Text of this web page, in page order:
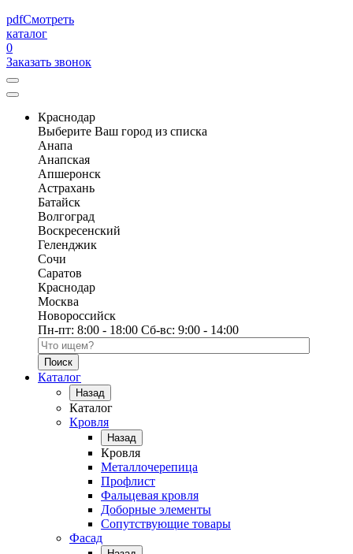
pdfСмотреть
каталог
0
Заказать звонок
Краснодар
Выберите Ваш город из списка
Анапа
Анапская
Апшеронск
Астрахань
Батайск
Волгоград
Воскресенский
Геленджик
Сочи
Саратов
Краснодар
Москва
Новороссийск
Пн-пт: 8:00 - 18:00 Сб-вс: 9:00 - 14:00
Поиск по каталогу
Каталог
Назад
Каталог
Кровля
Назад
Кровля
Металлочерепица
Профлист
Фальцевая кровля
Доборные элементы
Сопутствующие товары
Фасад